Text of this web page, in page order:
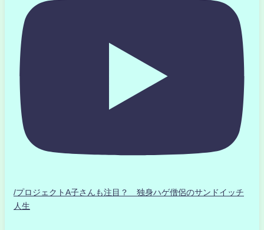
/プロジェクトA子さんも注目？ 独身ハゲ僧侶のサンドイッチ
人生